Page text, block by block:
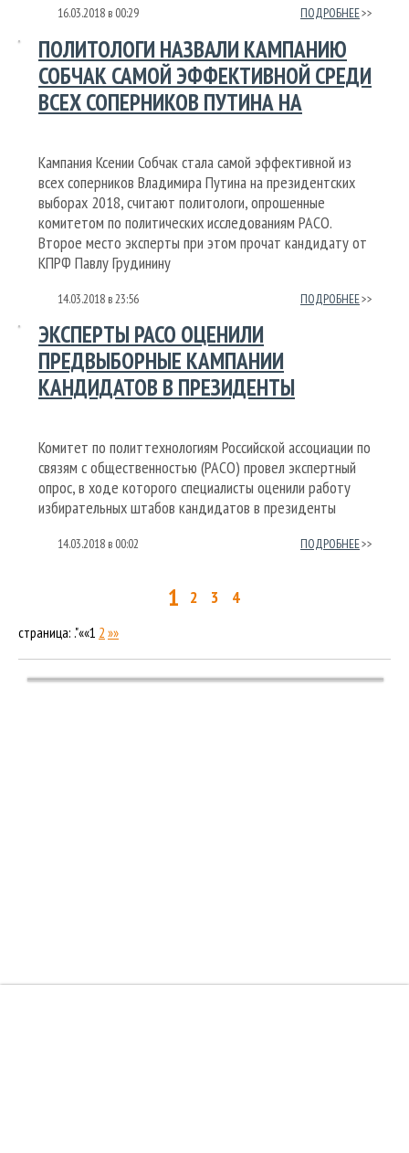
16.03.2018 в 00:29 ПОДРОБНЕЕ
ПОЛИТОЛОГИ НАЗВАЛИ КАМПАНИЮ
СОБЧАК САМОЙ ЭФФЕКТИВНОЙ СРЕДИ
ВСЕХ СОПЕРНИКОВ ПУТИНА НА
Кампания Ксении Собчак стала самой эффективной из
всех соперников Владимира Путина на президентских
выборах 2018, считают политологи, опрошенные
комитетом по политических исследованиям РАСО.
Второе место эксперты при этом прочат кандидату от
КПРФ Павлу Грудинину
14.03.2018 в23:56 ПОДРОБНЕЕ
ЭКСПЕРТЫ РАСО ОЦЕНИЛИ
ПРЕДВЫБОРНЫЕ КАМПАНИИ
КАНДИДАТОВ В ПРЕЗИДЕНТЫ
Комитет по политтехнологиям Российской ассоциации по
связям с общественностью (РАСО) провел экспертный
опрос, в ходе которого специалисты оценили работу
избирательных штабов кандидатов в президенты
14.03.2018 в 00:02 ПОДРОБНЕЕ
1 2 3 4
страница: ."««1 2 »»